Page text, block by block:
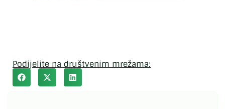
Podijelite na društvenim mrežama: